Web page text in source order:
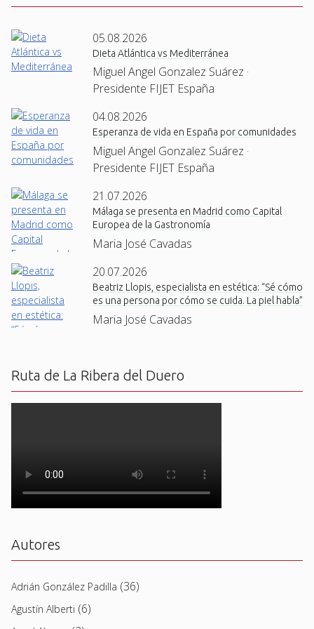
05.08.2026
Dieta Atlántica vs Mediterránea
Miguel Angel Gonzalez Suárez ·
Presidente FIJET España
04.08.2026
Esperanza de vida en España por comunidades
Miguel Angel Gonzalez Suárez ·
Presidente FIJET España
21.07.2026
Málaga se presenta en Madrid como Capital
Europea de la Gastronomía
Maria José Cavadas
20.07.2026
Beatriz Llopis, especialista en estética: “Sé cómo
es una persona por cómo se cuida. La piel habla”
Maria José Cavadas
Ruta de La Ribera del Duero
Autores
Adrián González Padilla (36)
Agustín Alberti (6)